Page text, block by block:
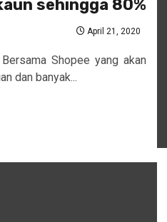
sehingga 80%
April 21, 2020
Shopee yang akan
dan banyak...